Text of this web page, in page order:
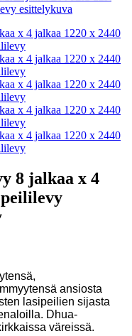
8 jalkaa x 4
ansiosta
lasipeilien sijasta
Dhua-
väreissä.